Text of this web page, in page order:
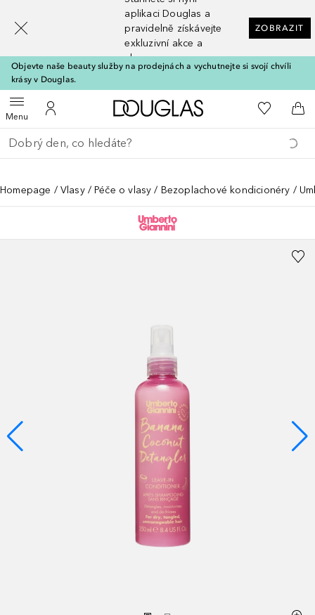
aplikaci Douglas a
pravidelně získávejte
exkluzivní akce a
slevy
ZOBRAZIT
Objevte naše beauty služby na prodejnách a vychutnejte si svojí chvíli
krásy v Douglas.
MenuOtevřít menuK mému účtu
Domů K mému
Do
Vraťte se
Proveďte vyhledávání
Homepage Vlasy Péče o vlasy Bezoplachové kondicionéry
[navigation.slideout.screenreader]